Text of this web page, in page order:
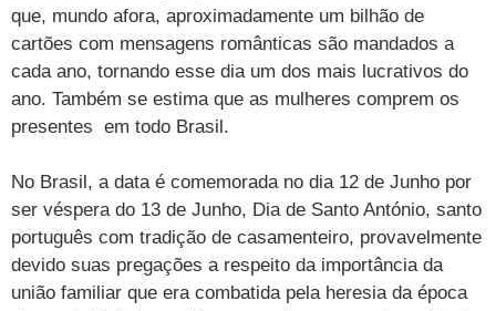
que, mundo afora, aproximadamente um bilhão de
cartões com mensagens românticas são mandados a
cada ano, tornando esse dia um dos mais lucrativos do
ano. Também se estima que as mulheres comprem os
presentes em todo Brasil.
No Brasil, a data é comemorada no dia 12 de Junho por
ser véspera do 13 de Junho, Dia de Santo António, santo
português com tradição de casamenteiro, provavelmente
devido suas pregações a respeito da importância da
união familiar que era combatida pela heresia da época